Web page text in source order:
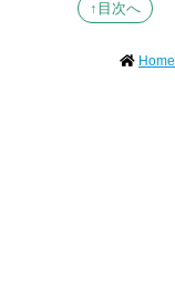
↑目次へ
Home